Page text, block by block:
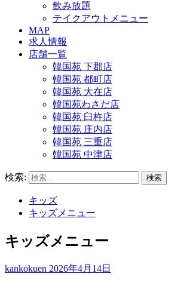
飲み放題
テイクアウトメニュー
MAP
求人情報
店舗一覧
韓国苑 下郡店
韓国苑 都町店
韓国苑 大在店
韓国苑わさだ店
韓国苑 臼杵店
韓国苑 庄内店
韓国苑 三重店
韓国苑 中津店
検索:
キッズ
キッズメニュー
キッズメニュー
kankokuen 2026年4月14日